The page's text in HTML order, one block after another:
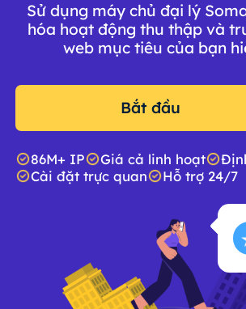
Sử dụng máy chủ đại lý
hóa hoạt động thu thập và
web mục tiêu của bạn
Bắt đầu
86M+ IP Giá cả linh hoạt
Cài đặt trực quan
Hỗ trợ 24/7